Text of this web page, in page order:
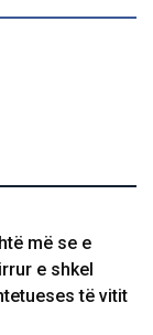
më se e
e shkel
të vitit